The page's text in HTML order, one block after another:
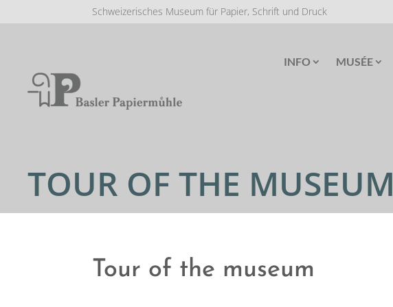
Schweizerisches Museum für Papier, Schrift und Druck
INFO MUSÉE
TOUR OF THE MUSEUM
Tour of the museum